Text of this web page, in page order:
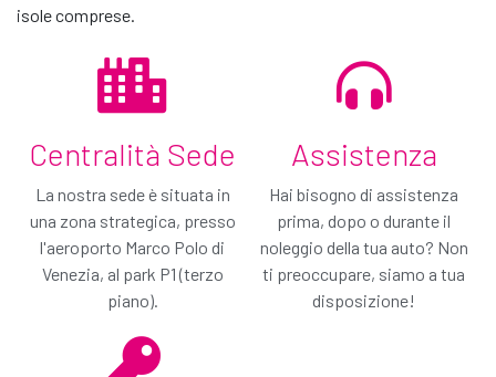
Contattaci
isole comprese.
Centralità Sede
La nostra sede è situata in
una zona strategica, presso
l'aeroporto Marco Polo di
Venezia, al park P1 (terzo
piano).
Assistenza
Hai bisogno di assistenza
prima, dopo o durante il
noleggio della tua auto? Non
ti preoccupare, siamo a tua
disposizione!